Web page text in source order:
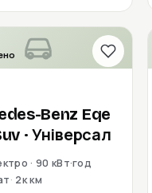
Benz Eqe
· Універсал
· 90 кВт·год
2к км